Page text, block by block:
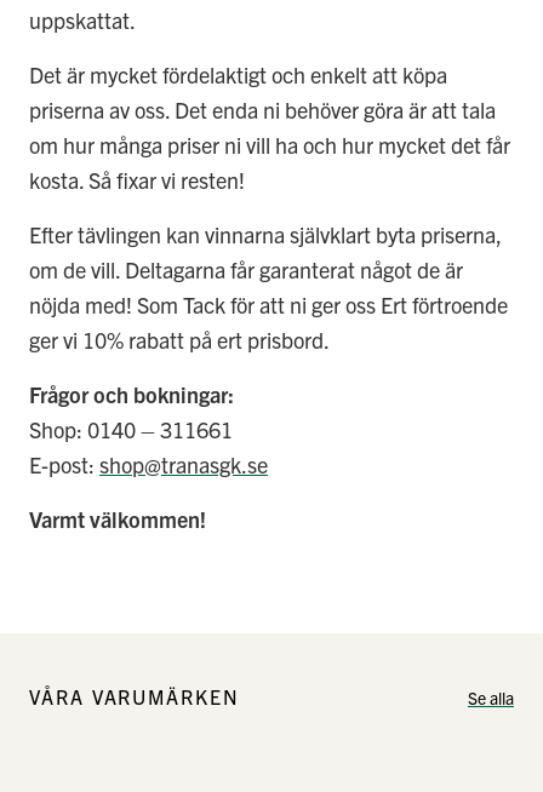
uppskattat.
Det är mycket fördelaktigt och enkelt att köpa
priserna av oss. Det enda ni behöver göra är att tala
om hur många priser ni vill ha och hur mycket det får
kosta. Så fixar vi resten!
Efter tävlingen kan vinnarna självklart byta priserna,
om de vill. Deltagarna får garanterat något de är
nöjda med! Som Tack för att ni ger oss Ert förtroende
ger vi 10% rabatt på ert prisbord.
Frågor och bokningar:
Shop: 0140 – 311661
E-post: shop@tranasgk.se
Varmt välkommen!
VÅRA VARUMÄRKEN Se alla